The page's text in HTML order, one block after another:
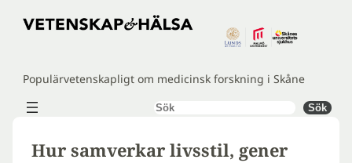
Hoppa
Populärvetenskapligt om medicinsk forskning i Skåne
Sök Sök
Hur samverkar livsstil, gener